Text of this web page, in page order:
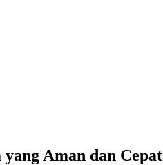
Aman dan Cepat